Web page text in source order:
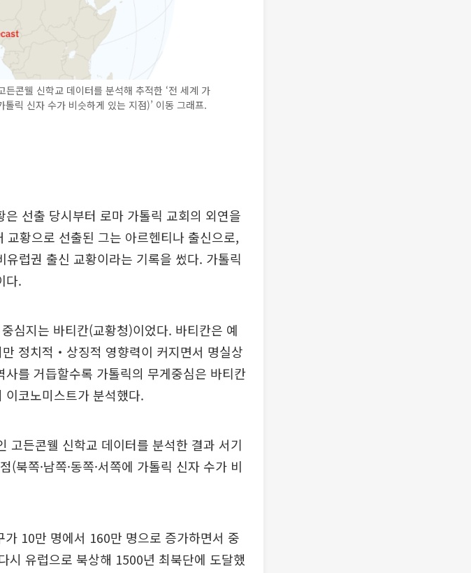
콘웰 신학교 데이터를 분석해 추적한 ‘전 세계 가
톨릭 신자 수가 비슷하게 있는 지점)’ 이동 그래프.
선출 당시부터 로마 가톨릭 교회의 외연을
황으로 선출된 그는 아르헨티나 출신으로,
럽권 출신 교황이라는 기록을 썼다. 가톨릭
다.
심지는 바티칸(교황청)이었다. 바티칸은 예
정치적‧상징적 영향력이 커지면서 명실상
를 거듭할수록 가톨릭의 무게중심은 바티칸
코노미스트가 분석했다.
고든콘웰 신학교 데이터를 분석한 결과 서기
북쪽·남쪽·동쪽·서쪽에 가톨릭 신자 수가 비
10만 명에서 160만 명으로 증가하면서 중
시 유럽으로 북상해 1500년 최북단에 도달했